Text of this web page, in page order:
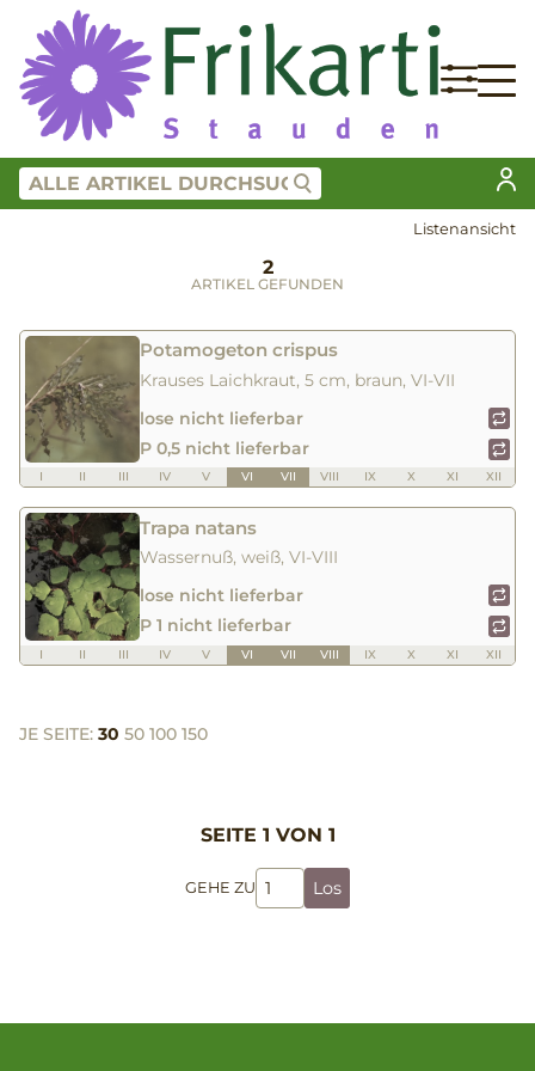
Listenansicht
2
ARTIKEL GEFUNDEN
Potamogeton crispus
Krauses Laichkraut, 5 cm, braun, VI-VII
lose nicht lieferbar
P 0,5 nicht lieferbar
I II III IV V VI VII VIII IX X XI XII
Trapa natans
Wassernuß, weiß, VI-VIII
lose nicht lieferbar
P 1 nicht lieferbar
I II III IV V VI VII VIII IX X XI XII
JE SEITE: 30 50 100 150
SEITE 1 VON 1
GEHE ZU Los